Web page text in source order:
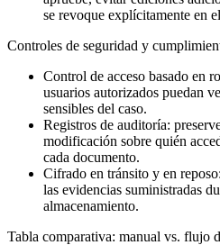
se revoque explícitamente en
Controles de seguridad y
Control de acceso basado en
usuarios autorizados puedan
sensibles del caso.
Registros de auditoría:
modificación sobre quién
cada documento.
Cifrado en tránsito y en
las evidencias suministradas
almacenamiento.
Tabla comparativa: manual vs. flujo